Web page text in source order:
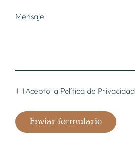
Mensaje
Acepto la Política de Privacidad